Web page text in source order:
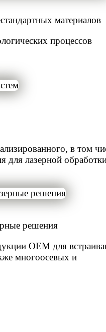
материалов
процессов
в том
для лазерной
решения
OEM для
многоосевых и